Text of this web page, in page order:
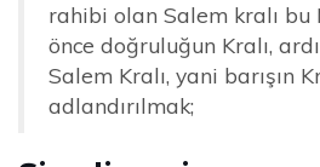
rahibi olan Salem kralı bu
önce doğruluğun Kralı,
Salem Kralı, yani barışın
adlandırılmak;